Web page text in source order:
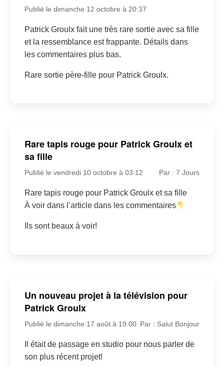
Publié le dimanche 12 octobre à 20:37
Patrick Groulx fait une très rare sortie avec sa fille
et la ressemblance est frappante. Détails dans
les commentaires plus bas.
Rare sortie père-fille pour Patrick Groulx.
Rare tapis rouge pour Patrick Groulx et
sa fille
Publié le vendredi 10 octobre à 03:12 Par : 7 Jours
Rare tapis rouge pour Patrick Groulx et sa fille
À voir dans l’article dans les commentaires
Ils sont beaux à voir!
Un nouveau projet à la télévision pour
Patrick Groulx
Publié le dimanche 17 août à 19:00 Par : Salut Bonjour
Il était de passage en studio pour nous parler de
son plus récent projet!